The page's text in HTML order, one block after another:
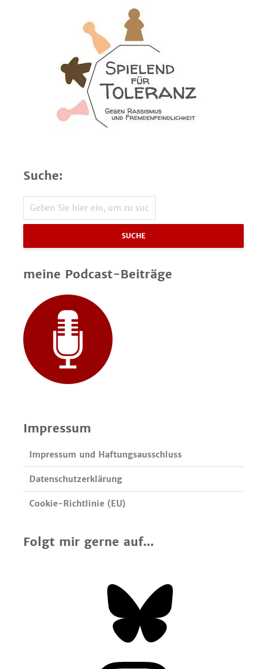
Suche:
SUCHE
meine Podcast-Beiträge
Impressum
Impressum und Haftungsausschluss
Datenschutzerklärung
Cookie-Richtlinie (EU)
Folgt mir gerne auf...